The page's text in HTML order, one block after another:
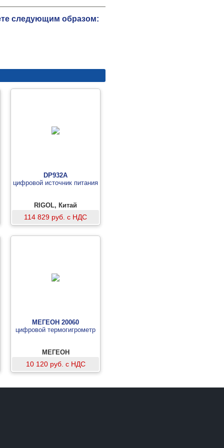
следующим образом:
DP932A
цифровой источник питания
RIGOL, Китай
114 829 руб. с НДС
МЕГЕОН 20060
цифровой термогигрометр
МЕГЕОН
10 120 руб. с НДС